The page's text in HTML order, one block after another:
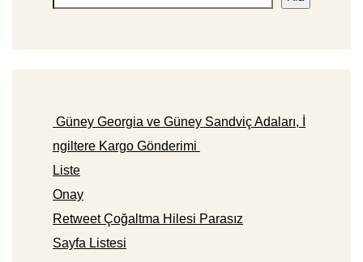
Güney Georgia ve Güney Sandviç Adaları, İ
ngiltere Kargo Gönderimi
Liste
Onay
Retweet Çoğaltma Hilesi Parasız
Sayfa Listesi